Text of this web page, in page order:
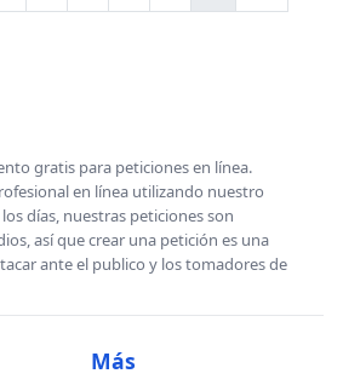
gratis para peticiones en línea.
en línea utilizando nuestro
días, nuestras peticiones son
así que crear una petición es una
ante el publico y los tomadores de
Más